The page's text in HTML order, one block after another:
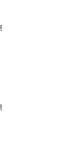
!
!